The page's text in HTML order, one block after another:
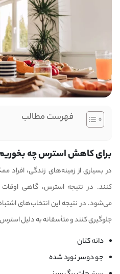
فهرست مطالب
برای کاهش استرس چه
در بسیاری از زمینه‌های زندگی،
کنند. در نتیجه استرس، گاهی اوقات
می‌شود. در نتیجه این انتخاب‌های
جلوگیری کنند و متأسفانه به دلیل
دانه کتان
جو دوسر نورد شده